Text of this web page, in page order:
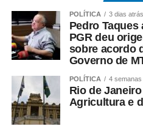
POLÍTICA 3 dias atrás
Pedro
PGR deu
sobre acordo
Governo de
POLÍTICA 4 semanas
Rio de
Agricultura e